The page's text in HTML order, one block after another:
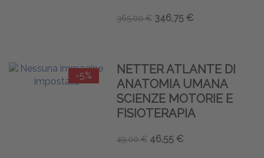
365,00 € 346,75 €
-5%
NETTER ATLANTE DI
ANATOMIA UMANA
SCIENZE MOTORIE E
FISIOTERAPIA
49,00 € 46,55 €